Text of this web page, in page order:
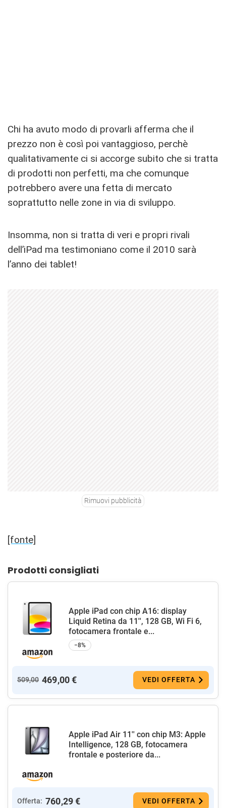
Chi ha avuto modo di provarli afferma che il
prezzo non è così poi vantaggioso, perchè
qualitativamente ci si accorge subito che si tratta
di prodotti non perfetti, ma che comunque
potrebbero avere una fetta di mercato
soprattutto nelle zone in via di sviluppo.
Insomma, non si tratta di veri e propri rivali
dell’iPad ma testimoniano come il 2010 sarà
l’anno dei tablet!
Rimuovi pubblicità
[fonte]
Prodotti consigliati
Apple iPad con chip A16: display
Liquid Retina da 11'', 128 GB, Wi Fi 6,
fotocamera frontale e...
−8%
509,00 469,00 € VEDI OFFERTA
Apple iPad Air 11'' con chip M3: Apple
Intelligence, 128 GB, fotocamera
frontale e posteriore da...
Offerta: 760,29 € VEDI OFFERTA